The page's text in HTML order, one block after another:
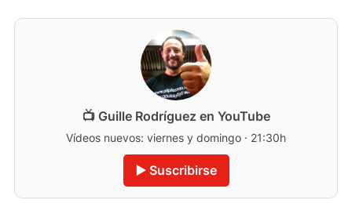
📺 Guille Rodríguez en YouTube
Vídeos nuevos: viernes y domingo · 21:30h
▶️ Suscribirse